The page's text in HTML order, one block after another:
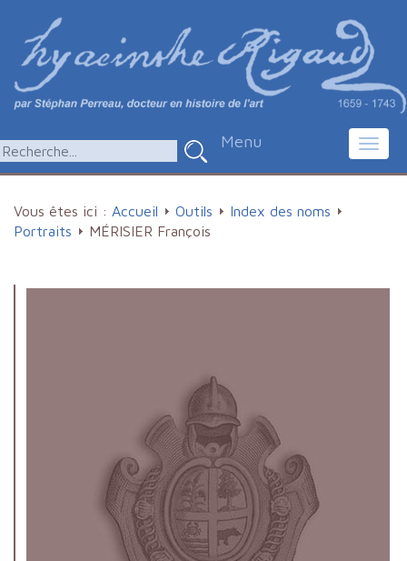
Menu
Vous êtes ici : Accueil Outils
Index des noms
Portraits
MÉRISIER François